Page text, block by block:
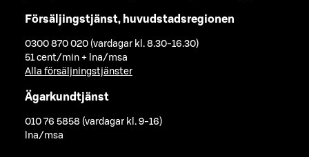
Försäljingstjänst, huvudstadsregionen
0300 870 020 (vardagar kl. 8.30-16.30)
51 cent/min + lna/msa
Alla försäljningstjänster
Ägarkundtjänst
010 76 5858 (vardagar kl. 9-16)
lna/msa